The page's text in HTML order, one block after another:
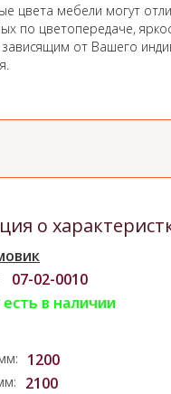
цвета мебели могут
по цветопередаче,
от Вашего
о
07-02-0010
есть в наличии
1200
2100